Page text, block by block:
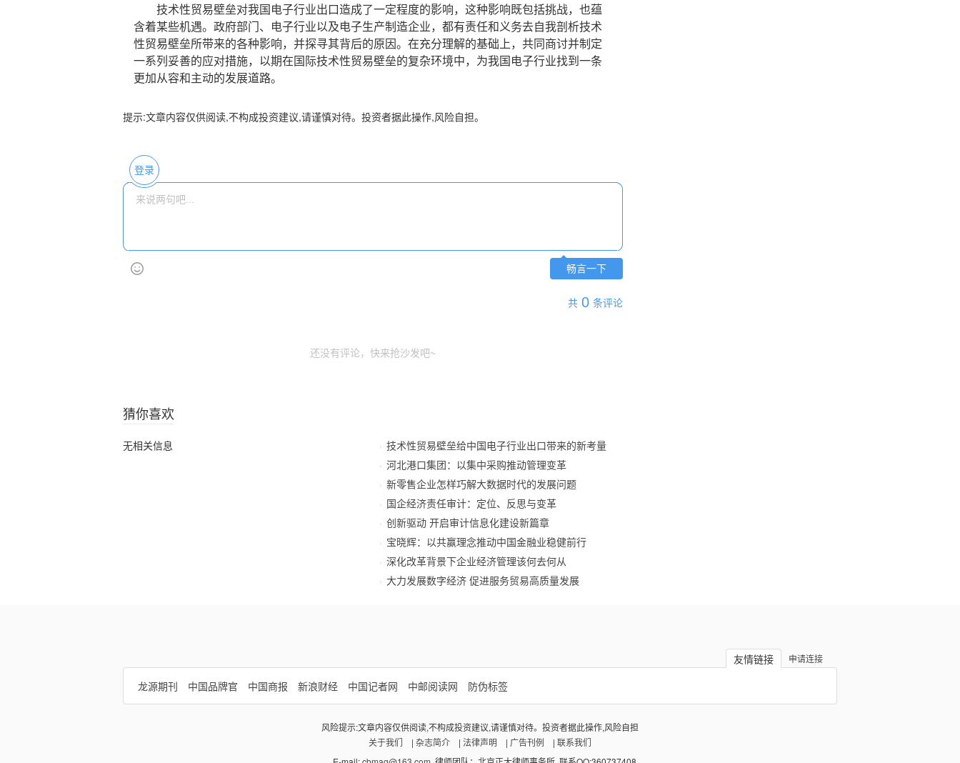
技术性贸易壁垒对我国电子行业出口造成了一定程度的影响，这种影响既包括挑战，也蕴
含着某些机遇。政府部门、电子行业以及电子生产制造企业，都有责任和义务去自我剖析技术
性贸易壁垒所带来的各种影响，并探寻其背后的原因。在充分理解的基础上，共同商讨并制定
一系列妥善的应对措施，以期在国际技术性贸易壁垒的复杂环境中，为我国电子行业找到一条
更加从容和主动的发展道路。
提示:文章内容仅供阅读,不构成投资建议,请谨慎对待。投资者据此操作,风险自担。
登录
畅言一下
共 0 条评论
还没有评论，快来抢沙发吧~
猜你喜欢
无相关信息
技术性贸易壁垒给中国电子行业出口带来的新考量
河北港口集团：以集中采购推动管理变革
新零售企业怎样巧解大数据时代的发展问题
国企经济责任审计：定位、反思与变革
创新驱动 开启审计信息化建设新篇章
宝晓辉：以共赢理念推动中国金融业稳健前行
深化改革背景下企业经济管理该何去何从
大力发展数字经济 促进服务贸易高质量发展
申请连接
友情链接
龙源期刊
中国品牌官 中国商报 新浪财经 中国记者网 中邮阅读网 防伪标签
风险提示:文章内容仅供阅读,不构成投资建议,请谨慎对待。投资者据此操作,风险自担
关于我们 | 杂志简介 | 法律声明 | 广告刊例 | 联系我们